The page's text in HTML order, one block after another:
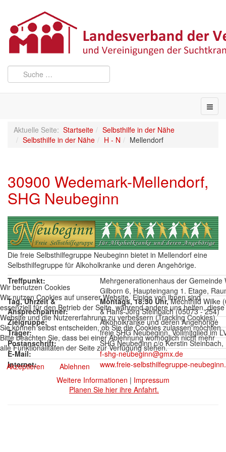
Aktuelle Seite: Startseite
Selbsthilfe in der Nähe
Selbsthilfe in der Nähe
H - N Mellendorf
30900 Wedemark-Mellendorf,
SHG Neubeginn
Die freie Selbsthilfegruppe Neubeginn bietet in Mellendorf eine
Selbsthilfegruppe für Alkoholkranke und deren Angehörige.
Treffpunkt:
Mehrgenerationenhaus der Gemeinde
Gilborn 6, Haupteingang 1. Etage,
Tag, Uhrzeit &
Ansprechpartner:
Montags, 18:30 Uhr,Mechthild Wilke
& Hans-Jörg Steinbach (05073 - 254)
Zielgruppe:
Alkoholkranke und deren Angehörige
Träger:
freie SHG Neubeginn, Vollmitglied im
Postanschrift:
SHG Neubeginn c/o Kerstin
E-Mail:
f-shg-neubeginn@gmx.de
Internet:
www.freie-selbsthilfegruppe-
Planen Sie hier ihre Anfahrt.
Wir benutzen Cookies
Wir nutzen Cookies auf unserer Website. Einige von ihnen sind
essenziell für den Betrieb der Seite, während andere uns helfen, diese
Website und die Nutzererfahrung zu verbessern (Tracking Cookies).
Sie können selbst entscheiden, ob Sie die Cookies zulassen möchten.
Bitte beachten Sie, dass bei einer Ablehnung womöglich nicht mehr
alle Funktionalitäten der Seite zur Verfügung stehen.
Akzeptieren
Ablehnen
Weitere Informationen | Impressum